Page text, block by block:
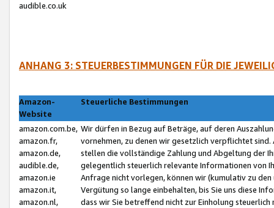
audible.co.uk
ANHANG 3: STEUERBESTIMMUNGEN FÜR DIE
Amazon-
Website
Steuerliche Bestimmungen
amazon.com.be,
amazon.fr,
amazon.de,
audible.de,
amazon.ie
amazon.it,
amazon.nl,
Wir dürfen in Bezug auf Beträge, auf deren
vornehmen, zu denen wir gesetzlich verpflichtet
stellen die vollständige Zahlung und Abgeltung der
gelegentlich steuerlich relevante Informationen von
Anfrage nicht vorlegen, können wir (kumulativ zu
Vergütung so lange einbehalten, bis Sie uns diese
dass wir Sie betreffend nicht zur Einholung